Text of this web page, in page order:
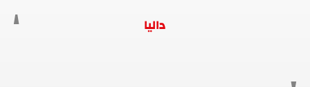
داليا